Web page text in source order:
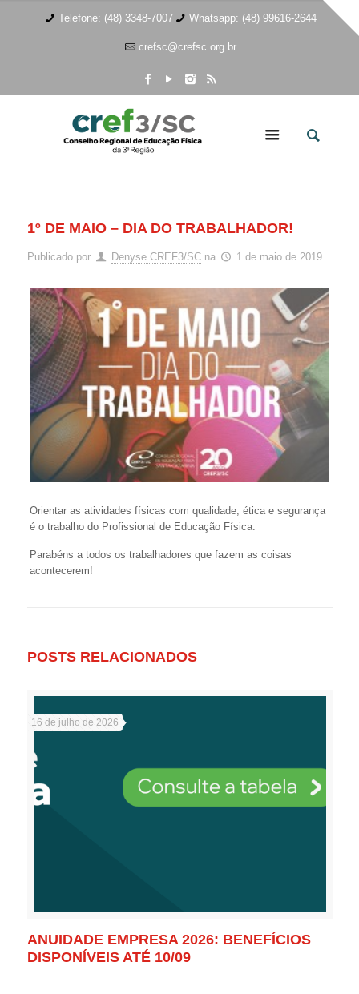
Telefone: (48) 3348-7007 Whatsapp: (48) 99616-2644
crefsc@crefsc.org.br
1º DE MAIO – DIA DO TRABALHADOR!
Publicado por Denyse CREF3/SC na 1 de maio de 2019
Orientar as atividades físicas com qualidade, ética e segurança
é o trabalho do Profissional de Educação Física.
Parabéns a todos os trabalhadores que fazem as coisas
acontecerem!
POSTS RELACIONADOS
16 de julho de 2026
ANUIDADE EMPRESA 2026: BENEFÍCIOS
DISPONÍVEIS ATÉ 10/09